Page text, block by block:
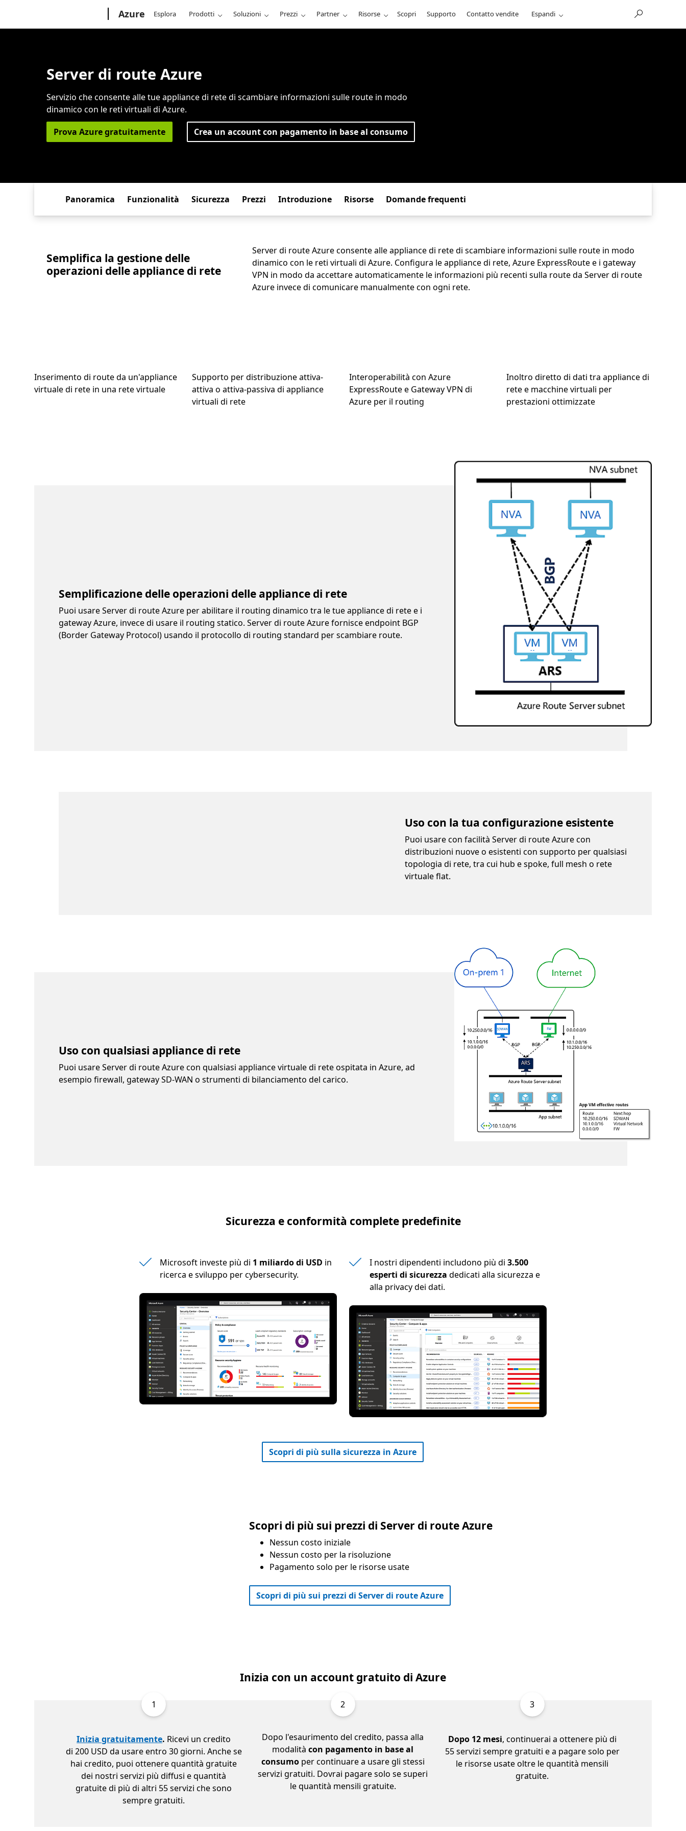
Azure Esplora Prodotti Soluzioni Prezzi Partner Risorse Scopri Supporto Contatto vendite Espandi
Server di route Azure
Servizio che consente alle tue appliance di rete di scambiare informazioni sulle route in modo
dinamico con le reti virtuali di Azure.
Prova Azure gratuitamente
Crea un account con pagamento in base al consumo
Panoramica Funzionalità Sicurezza Prezzi Introduzione Risorse Domande frequenti
Semplifica la gestione delle
operazioni delle appliance di rete
Server di route Azure consente alle appliance di rete di scambiare informazioni sulle route in modo
dinamico con le reti virtuali di Azure. Configura le appliance di rete, Azure ExpressRoute e i gateway
VPN in modo da accettare automaticamente le informazioni più recenti sulla route da Server di route
Azure invece di comunicare manualmente con ogni rete.
Inserimento di route da un'appliance
virtuale di rete in una rete virtuale
Supporto per distribuzione attiva-
attiva o attiva-passiva di appliance
virtuali di rete
Interoperabilità con Azure
ExpressRoute e Gateway VPN di
Azure per il routing
Inoltro diretto di dati tra appliance di
rete e macchine virtuali per
prestazioni ottimizzate
Semplificazione delle operazioni delle appliance di rete
Puoi usare Server di route Azure per abilitare il routing dinamico tra le tue appliance di rete e i
gateway Azure, invece di usare il routing statico. Server di route Azure fornisce endpoint BGP
(Border Gateway Protocol) usando il protocollo di routing standard per scambiare route.
Uso con la tua configurazione esistente
Puoi usare con facilità Server di route Azure con
distribuzioni nuove o esistenti con supporto per qualsiasi
topologia di rete, tra cui hub e spoke, full mesh o rete
virtuale flat.
Uso con qualsiasi appliance di rete
Puoi usare Server di route Azure con qualsiasi appliance virtuale di rete ospitata in Azure, ad
esempio firewall, gateway SD-WAN o strumenti di bilanciamento del carico.
Sicurezza e conformità complete predefinite
Microsoft investe più di 1 miliardo di USD in
ricerca e sviluppo per cybersecurity.
I nostri dipendenti includono più di 3.500
esperti di sicurezza dedicati alla sicurezza e
alla privacy dei dati.
Scopri di più sulla sicurezza in Azure
Scopri di più sui prezzi di Server di route Azure
Nessun costo iniziale
Nessun costo per la risoluzione
Pagamento solo per le risorse usate
Scopri di più sui prezzi di Server di route Azure
Inizia con un account gratuito di Azure
1
Inizia gratuitamente. Ricevi un credito
di 200 USD da usare entro 30 giorni. Anche se
hai credito, puoi ottenere quantità gratuite
dei nostri servizi più diffusi e quantità
gratuite di più di altri 55 servizi che sono
sempre gratuiti.
2
Dopo l'esaurimento del credito, passa alla
modalitàcon pagamento in base al
consumoper continuare a usare gli stessi
servizi gratuiti. Dovrai pagare solo se superi
le quantità mensili gratuite.
3
Dopo 12 mesi, continuerai a ottenere più di
55 servizi sempre gratuiti e a pagare solo per
le risorse usate oltre le quantità mensili
gratuite.